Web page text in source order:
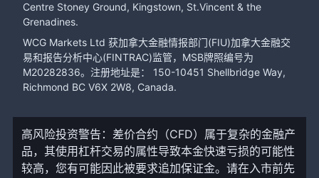
Centre Stoney Ground, Kingstown, St.Vincent & the
Grenadines.
WCG Markets Ltd 获加拿大金融情报部门(FIU)加拿大金融交
易和报告分析中心(FINTRAC)监管，MSB牌照编号为
M20282836。注册地址是： 150-10451 Shellbridge Way,
Richmond BC V6X 2W8, Canada.
高风险投资警告：差价合约（CFD）属于复杂的金融产
品，其使用杠杆交易的属性导致本金快速亏损的可能性
较高，您有可能因此被要求追加保证金。请在入市前先